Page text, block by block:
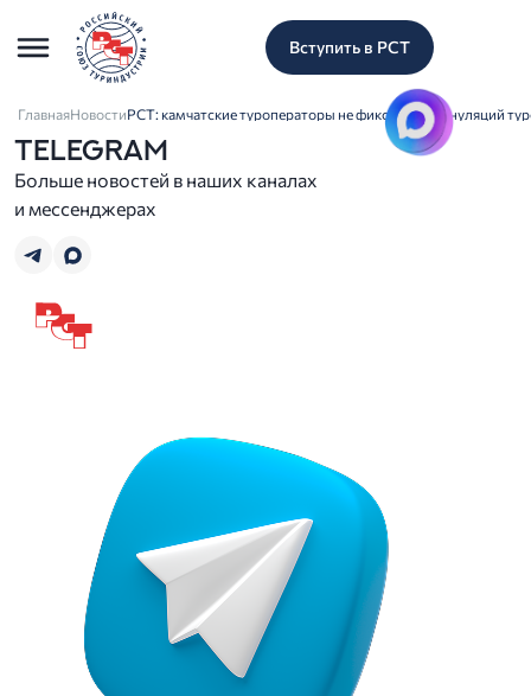
Вступить в РСТ
ГлавнаяНовостиРСТ: камчатские туроператоры не фиксируют аннуляций
TELEGRAM
Больше новостей в наших каналах
и мессенджерах